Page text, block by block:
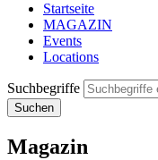
Startseite
MAGAZIN
Events
Locations
Suchbegriffe
Magazin